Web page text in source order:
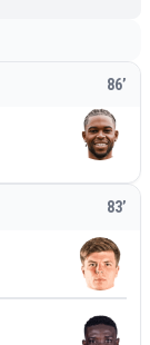
86’
83’